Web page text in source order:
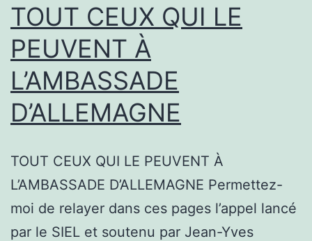
TOUT CEUX QUI LE
PEUVENT À
L’AMBASSADE
D’ALLEMAGNE
TOUT CEUX QUI LE PEUVENT À
L’AMBASSADE D’ALLEMAGNE Permettez-
moi de relayer dans ces pages l’appel lancé
par le SIEL et soutenu par Jean-Yves